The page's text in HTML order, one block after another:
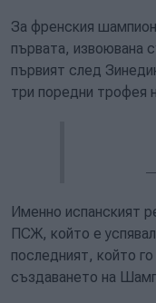
За френския
първата, извоювана
първият след
три поредни трофея
Именно испанският
ПСЖ, който е
последният, който
създаването на